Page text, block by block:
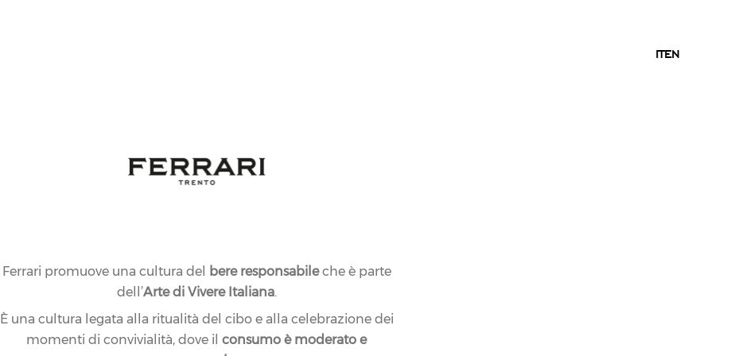
ITEN
Ferrari promuove una cultura del bere responsabileche è parte
dell’Arte di Vivere Italiana.
È una cultura legata alla ritualità del cibo e alla celebrazione dei
momenti di convivialità, dove il consumo è moderato e